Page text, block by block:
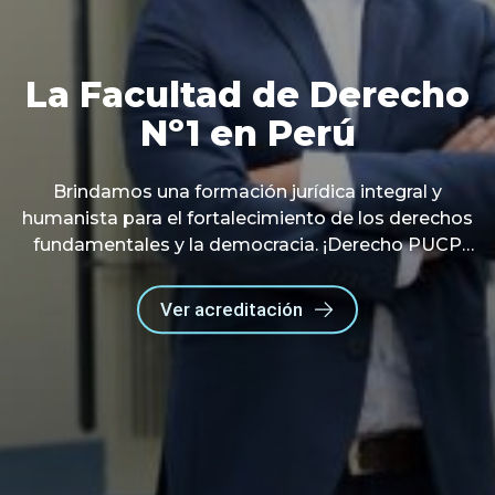
La Facultad de Derecho
Nº1 en Perú
Brindamos una formación jurídica integral y
humanista para el fortalecimiento de los derechos
fundamentales y la democracia. ¡Derecho PUCP
acreditado ante Sineace (6años)!
Ver acreditación
La Facultad de Derecho
Nº1 en Perú
Brindamos una formación jurídica integral y
humanista para el fortalecimiento de los derechos
fundamentales y la democracia. ¡Derecho PUCP
acreditado ante Sineace (6años)!
Ver acreditación